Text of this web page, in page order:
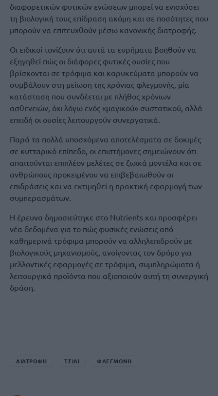
διαφορετικών φυτικών ενώσεων μπορεί να ενισχύσει
τη βιολογική τους επίδραση ακόμη και σε ποσότητες που
μπορούν να επιτευχθούν μέσω κανονικής διατροφής.
Οι ειδικοί τονίζουν ότι αυτά τα ευρήματα βοηθούν να
εξηγηθεί πώς οι διάφορες φυτικές ουσίες που
βρίσκονται σε τρόφιμα και καρυκεύματα μπορούν να
συμβάλουν στη μείωση της χρόνιας φλεγμονής, μία
κατάσταση που συνδέεται με πλήθος χρόνιων
ασθενειών, όχι λόγω ενός «μαγικού» συστατικού, αλλά
επειδή οι ουσίες λειτουργούν συνεργατικά.
Παρά τα πολλά υποσχόμενα αποτελέσματα σε δοκιμές
σε κυτταρικό επίπεδο, οι επιστήμονες σημειώνουν ότι
απαιτούνται επιπλέον μελέτες σε ζωικά μοντέλα και σε
ανθρώπους προκειμένου να επιβεβαιωθούν οι
επιδράσεις και να εκτιμηθεί η πρακτική εφαρμογή των
συμπερασμάτων.
Η έρευνα δημοσιεύτηκε στο Nutrients και προσφέρει
νέα δεδομένα για το πώς φυσικές ενώσεις από
καθημερινά τρόφιμα μπορούν να αλληλεπιδρούν με
βιολογικούς μηχανισμούς, ανοίγοντας τον δρόμο για
μελλοντικές εφαρμογές σε τρόφιμα, συμπληρώματα ή
λειτουργικά προϊόντα που αξιοποιούν αυτή τη συνεργική
δράση.
ΔΙΑΤΡΟΦΗ ΤΣΙΛΙ ΦΛΕΓΜΟΝΗ